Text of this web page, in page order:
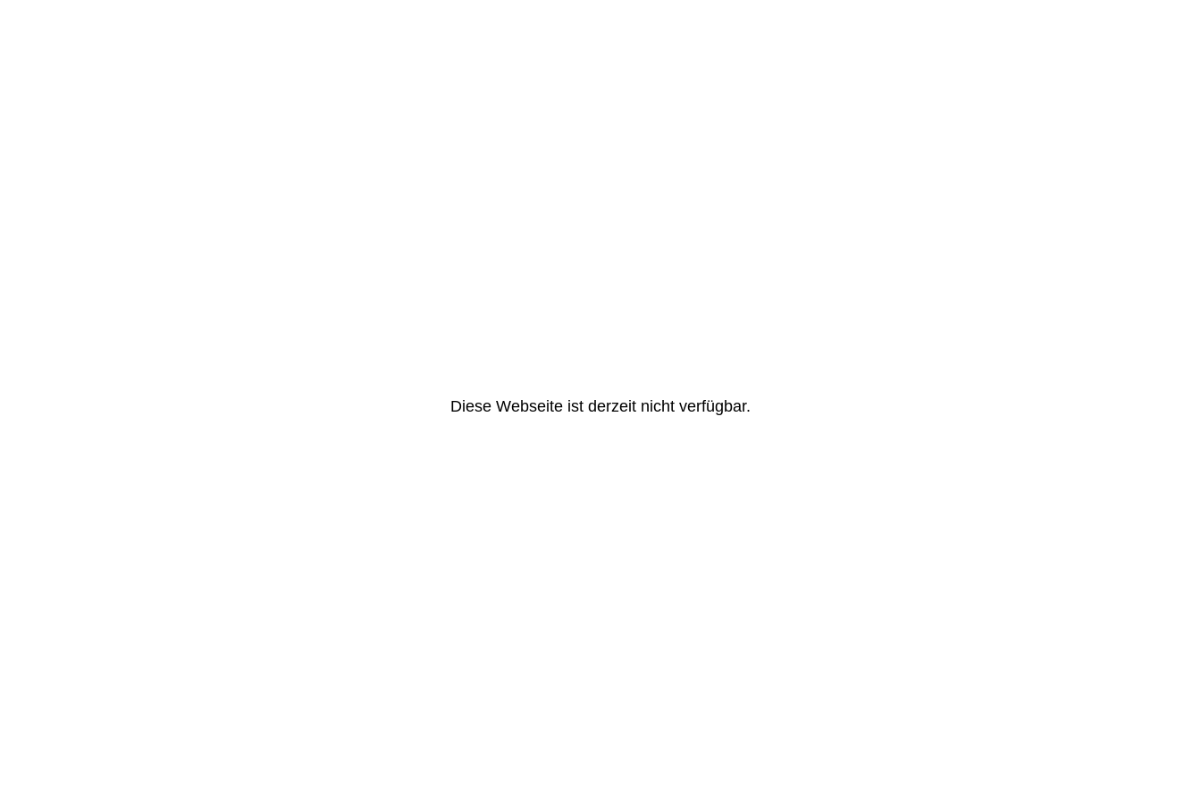
Diese Webseite ist derzeit nicht verfügbar.